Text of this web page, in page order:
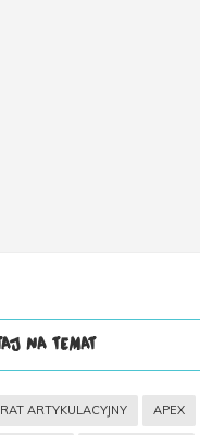
NA TEMAT
ARTYKULACYJNY APEX